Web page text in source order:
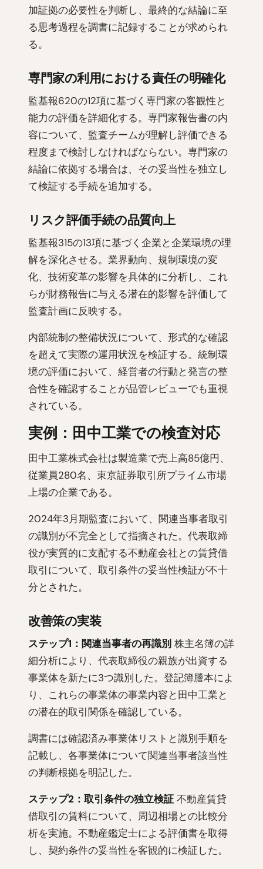
加証拠の必要性を判断し、最終的な結論に至
る思考過程を調書に記録することが求められ
る。
専門家の利用における責任の明確化
監基報620の12項に基づく専門家の客観性と
能力の評価を詳細化する。専門家報告書の内
容について、監査チームが理解し評価できる
程度まで検討しなければならない。専門家の
結論に依拠する場合は、その妥当性を独立し
て検証する手続を追加する。
リスク評価手続の品質向上
監基報315の13項に基づく企業と企業環境の理
解を深化させる。業界動向、規制環境の変
化、技術変革の影響を具体的に分析し、これ
らが財務報告に与える潜在的影響を評価して
監査計画に反映する。
内部統制の整備状況について、形式的な確認
を超えて実際の運用状況を検証する。統制環
境の評価において、経営者の行動と発言の整
合性を確認することが品管レビューでも重視
されている。
実例：田中工業での検査対応
田中工業株式会社は製造業で売上高85億円、
従業員280名、東京証券取引所プライム市場
上場の企業である。
2024年3月期監査において、関連当事者取引
の識別が不完全として指摘された。代表取締
役が実質的に支配する不動産会社との賃貸借
取引について、取引条件の妥当性検証が不十
分とされた。
改善策の実装
ステップ1：関連当事者の再識別 株主名簿の詳
細分析により、代表取締役の親族が出資する
事業体を新たに3つ識別した。登記簿謄本によ
り、これらの事業体の事業内容と田中工業と
の潜在的取引関係を確認している。
調書には確認済み事業体リストと識別手順を
記載し、各事業体について関連当事者該当性
の判断根拠を明記した。
ステップ2：取引条件の独立検証 不動産賃貸
借取引の賃料について、周辺相場との比較分
析を実施。不動産鑑定士による評価書を取得
し、契約条件の妥当性を客観的に検証した。